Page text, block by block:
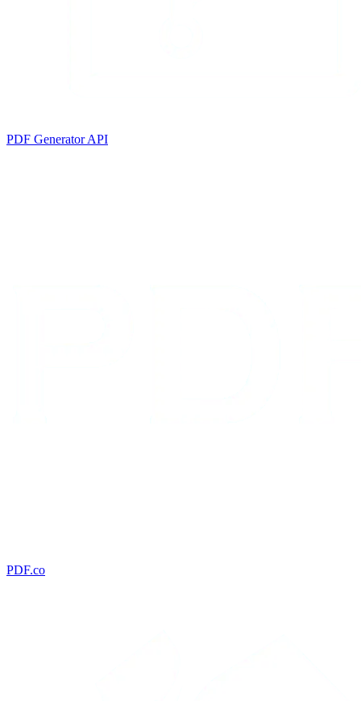
PDF Generator API
PDF.co